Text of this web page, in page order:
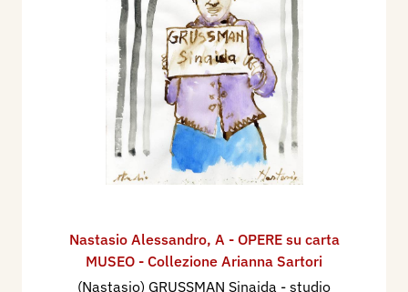
Nastasio Alessandro, A - OPERE su carta
MUSEO - Collezione Arianna Sartori
(Nastasio) GRUSSMAN Sinaida - studio